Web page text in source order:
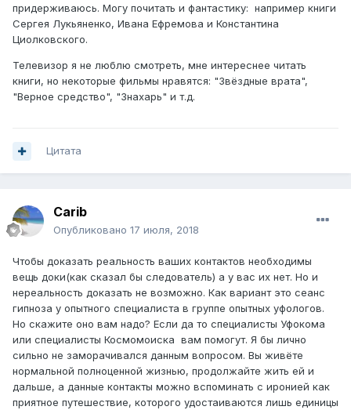
придерживаюсь. Могу почитать и фантастику: например книги
Сергея Лукьяненко, Ивана Ефремова и Константина
Циолковского.
Телевизор я не люблю смотреть, мне интереснее читать
книги, но некоторые фильмы нравятся: "Звёздные врата",
"Верное средство", "Знахарь" и т.д.
Цитата
Carib
Опубликовано 17 июля, 2018
Чтобы доказать реальность ваших контактов необходимы
вещь доки(как сказал бы следователь) а у вас их нет. Но и
нереальность доказать не возможно. Как вариант это сеанс
гипноза у опытного специалиста в группе опытных уфологов.
Но скажите оно вам надо? Если да то специалисты Уфокома
или специалисты Космомоиска вам помогут. Я бы лично
сильно не заморачивался данным вопросом. Вы живёте
нормальной полноценной жизнью, продолжайте жить ей и
дальше, а данные контакты можно вспоминать с иронией как
приятное путешествие, которого удостаиваются лишь единицы